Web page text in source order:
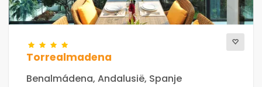
Torrealmadena
Benalmádena, Andalusië, Spanje